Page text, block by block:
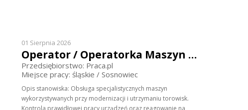
01 Sierpnia 2026
Operator / Operatorka Maszyn Utrzymania Infrastruktury Kolejowej
Przedsiębiorstwo: Praca.pl
Miejsce pracy: śląskie / Sosnowiec
Opis stanowiska: Obsługa specjalistycznych maszyn
wykorzystywanych przy modernizacji i utrzymaniu torowisk.
Kontrola prawidłowej pracy urządzeń oraz reagowanie na